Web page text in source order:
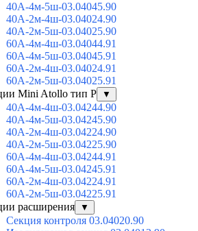
40А-4м-5ш-03.04045.90
40А-2м-4ш-03.04024.90
40А-2м-5ш-03.04025.90
60А-4м-4ш-03.04044.91
60А-4м-5ш-03.04045.91
60А-2м-4ш-03.04024.91
60А-2м-5ш-03.04025.91
Mini Atollo тип Р
▼
40А-4м-4ш-03.04244.90
40А-4м-5ш-03.04245.90
40А-2м-4ш-03.04224.90
40А-2м-5ш-03.04225.90
60А-4м-4ш-03.04244.91
60А-4м-5ш-03.04245.91
60А-2м-4ш-03.04224.91
60А-2м-5ш-03.04225.91
расширения
▼
Секция контроля 03.04020.90